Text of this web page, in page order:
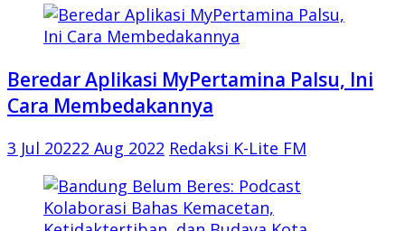
Beredar Aplikasi MyPertamina Palsu, Ini
Cara Membedakannya
3 Jul 20222 Aug 2022 Redaksi K-Lite FM